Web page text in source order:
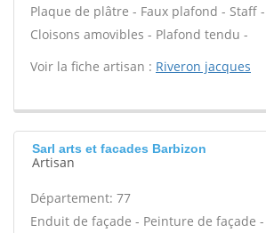
Plaque de plâtre - Faux plafond - Staff
Cloisons amovibles - Plafond tendu -
Voir la fiche artisan : Riveron jacques
Sarl arts et facades Barbizon
Artisan
Département: 77
Enduit de façade - Peinture de façade -